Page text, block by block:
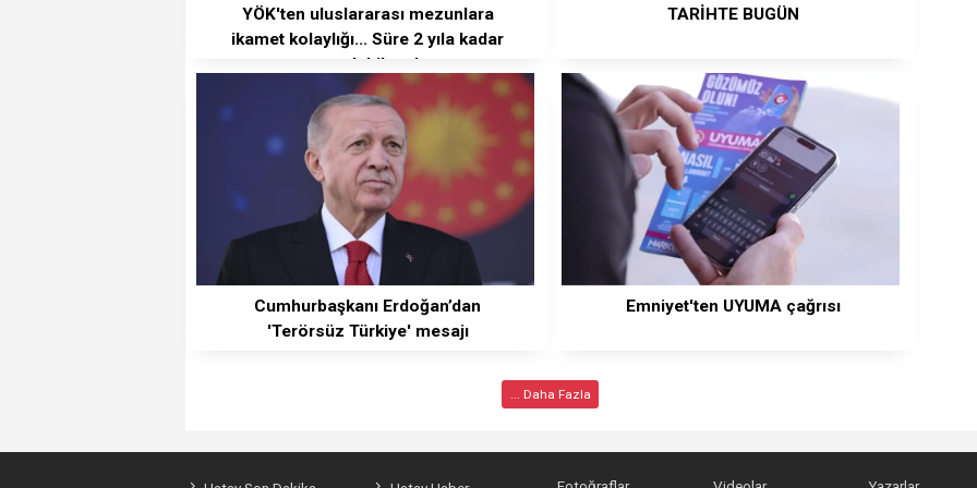
YÖK'ten uluslararası mezunlara
ikamet kolaylığı... Süre 2 yıla kadar
uzatılabilecek
TARİHTE BUGÜN
Cumhurbaşkanı Erdoğan’dan
'Terörsüz Türkiye' mesajı
Emniyet'ten UYUMA çağrısı
... Daha Fazla